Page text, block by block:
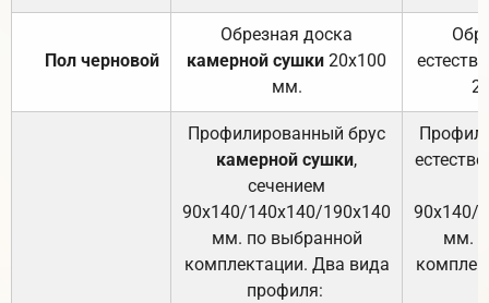
Пол черновой
Обрезная доска
камерной сушки 20х100
мм.
Профилированный брус
камерной сушки,
сечением
90х140/140х140/190х140
мм. по выбранной
комплектации. Два вида
профиля:
90х140/
мм.